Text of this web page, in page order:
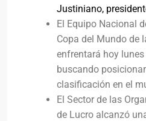
Justiniano,
El Equipo Nacional
Copa del Mundo de
enfrentará hoy
buscando
clasificación en el
El Sector de las
de Lucro alcanzó